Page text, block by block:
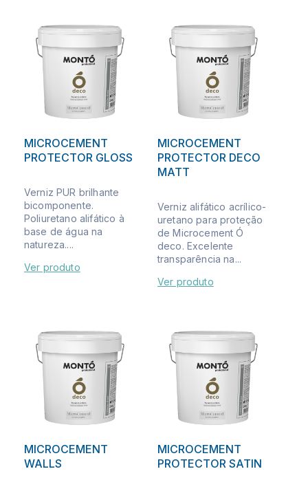
MICROCEMENT
PROTECTOR GLOSS
Verniz PUR brilhante
bicomponente.
Poliuretano alifático à
base de água na
natureza....
Ver produto
MICROCEMENT
PROTECTOR DECO
MATT
Verniz alifático acrílico-
uretano para proteção
de Microcement Ó
deco. Excelente
transparência na...
Ver produto
MICROCEMENT
WALLS
MICROCEMENT
PROTECTOR SATIN